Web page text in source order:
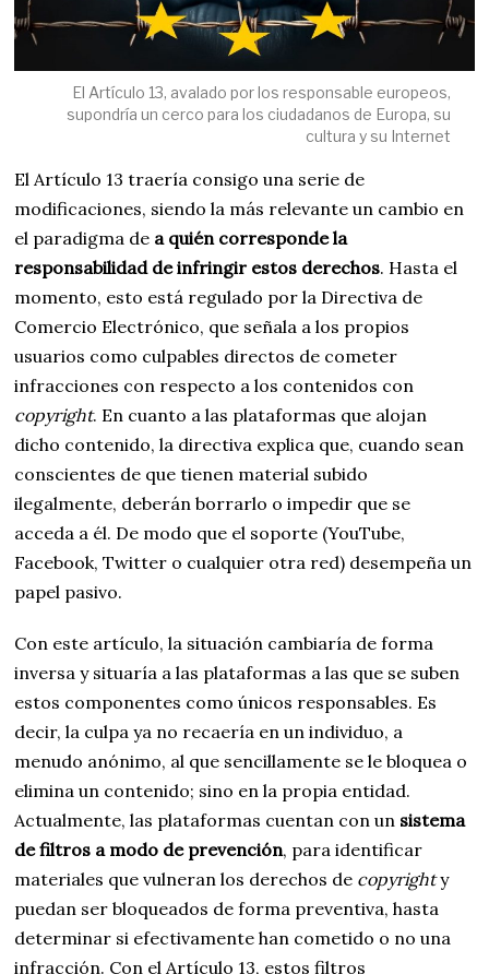
El Artículo 13, avalado por los responsable europeos,
supondría un cerco para los ciudadanos de Europa, su
cultura y su Internet
El Artículo 13 traería consigo una serie de
modificaciones, siendo la más relevante un cambio en
el paradigma de a quién corresponde la
responsabilidad de infringir estos derechos. Hasta el
momento, esto está regulado por la Directiva de
Comercio Electrónico, que señala a los propios
usuarios como culpables directos de cometer
infracciones con respecto a los contenidos con
copyright. En cuanto a las plataformas que alojan
dicho contenido, la directiva explica que, cuando sean
conscientes de que tienen material subido
ilegalmente, deberán borrarlo o impedir que se
acceda a él. De modo que el soporte (YouTube,
Facebook, Twitter o cualquier otra red) desempeña un
papel pasivo.
Con este artículo, la situación cambiaría de forma
inversa y situaría a las plataformas a las que se suben
estos componentes como únicos responsables. Es
decir, la culpa ya no recaería en un individuo, a
menudo anónimo, al que sencillamente se le bloquea o
elimina un contenido; sino en la propia entidad.
Actualmente, las plataformas cuentan con un sistema
de filtros a modo de prevención, para identificar
materiales que vulneran los derechos de copyrighty
puedan ser bloqueados de forma preventiva, hasta
determinar si efectivamente han cometido o no una
infracción. Con el Artículo 13, estos filtros